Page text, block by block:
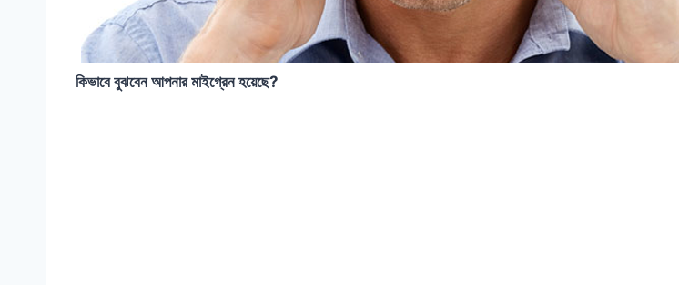
কিভাবে বুঝবেন আপনার মাইগ্রেন হয়েছে?